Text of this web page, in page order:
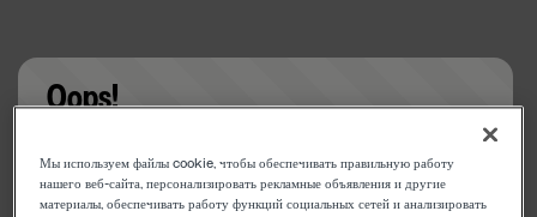
Oops!
Something went wrong. Please try refreshing the
app
Мы используем файлы cookie, чтобы обеспечивать правильную работу
нашего веб-сайта, персонализировать рекламные объявления и другие
материалы, обеспечивать работу функций социальных сетей и анализировать